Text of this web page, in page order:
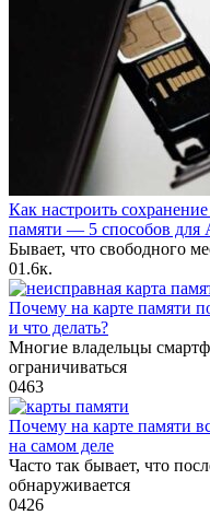
Как настроить
памяти — 5 способов для
Бывает, что свободного
01.6к.
Почему на карте памяти
и что делать?
Многие владельцы
ограничиваться
0463
Почему на карте памяти
на самом деле
Часто так бывает, что
обнаруживается
0426